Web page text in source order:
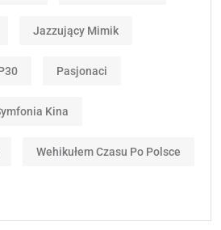
Jazzujący Mimik
Pasjonaci
Kina
Wehikułem Czasu Po Polsce